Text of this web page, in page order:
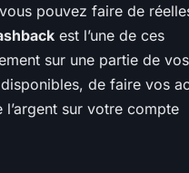
pouvez faire de
est l’une de ces
sur une partie de vos
de faire vos
sur votre compte